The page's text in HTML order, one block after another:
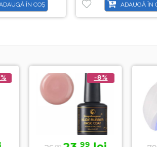
ÎN COȘ ADAUGĂ ÎN
-8% -